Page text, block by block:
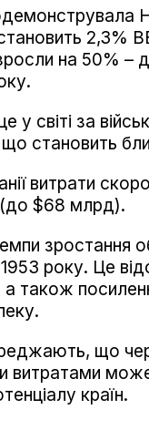
2,3%
зросли на
у світі за
що становить
витрати
(до $68 млрд).
зростання
року. Це
а також
що
витратами
країн.